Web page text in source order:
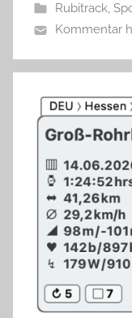
Rubitrack,
Kommentar